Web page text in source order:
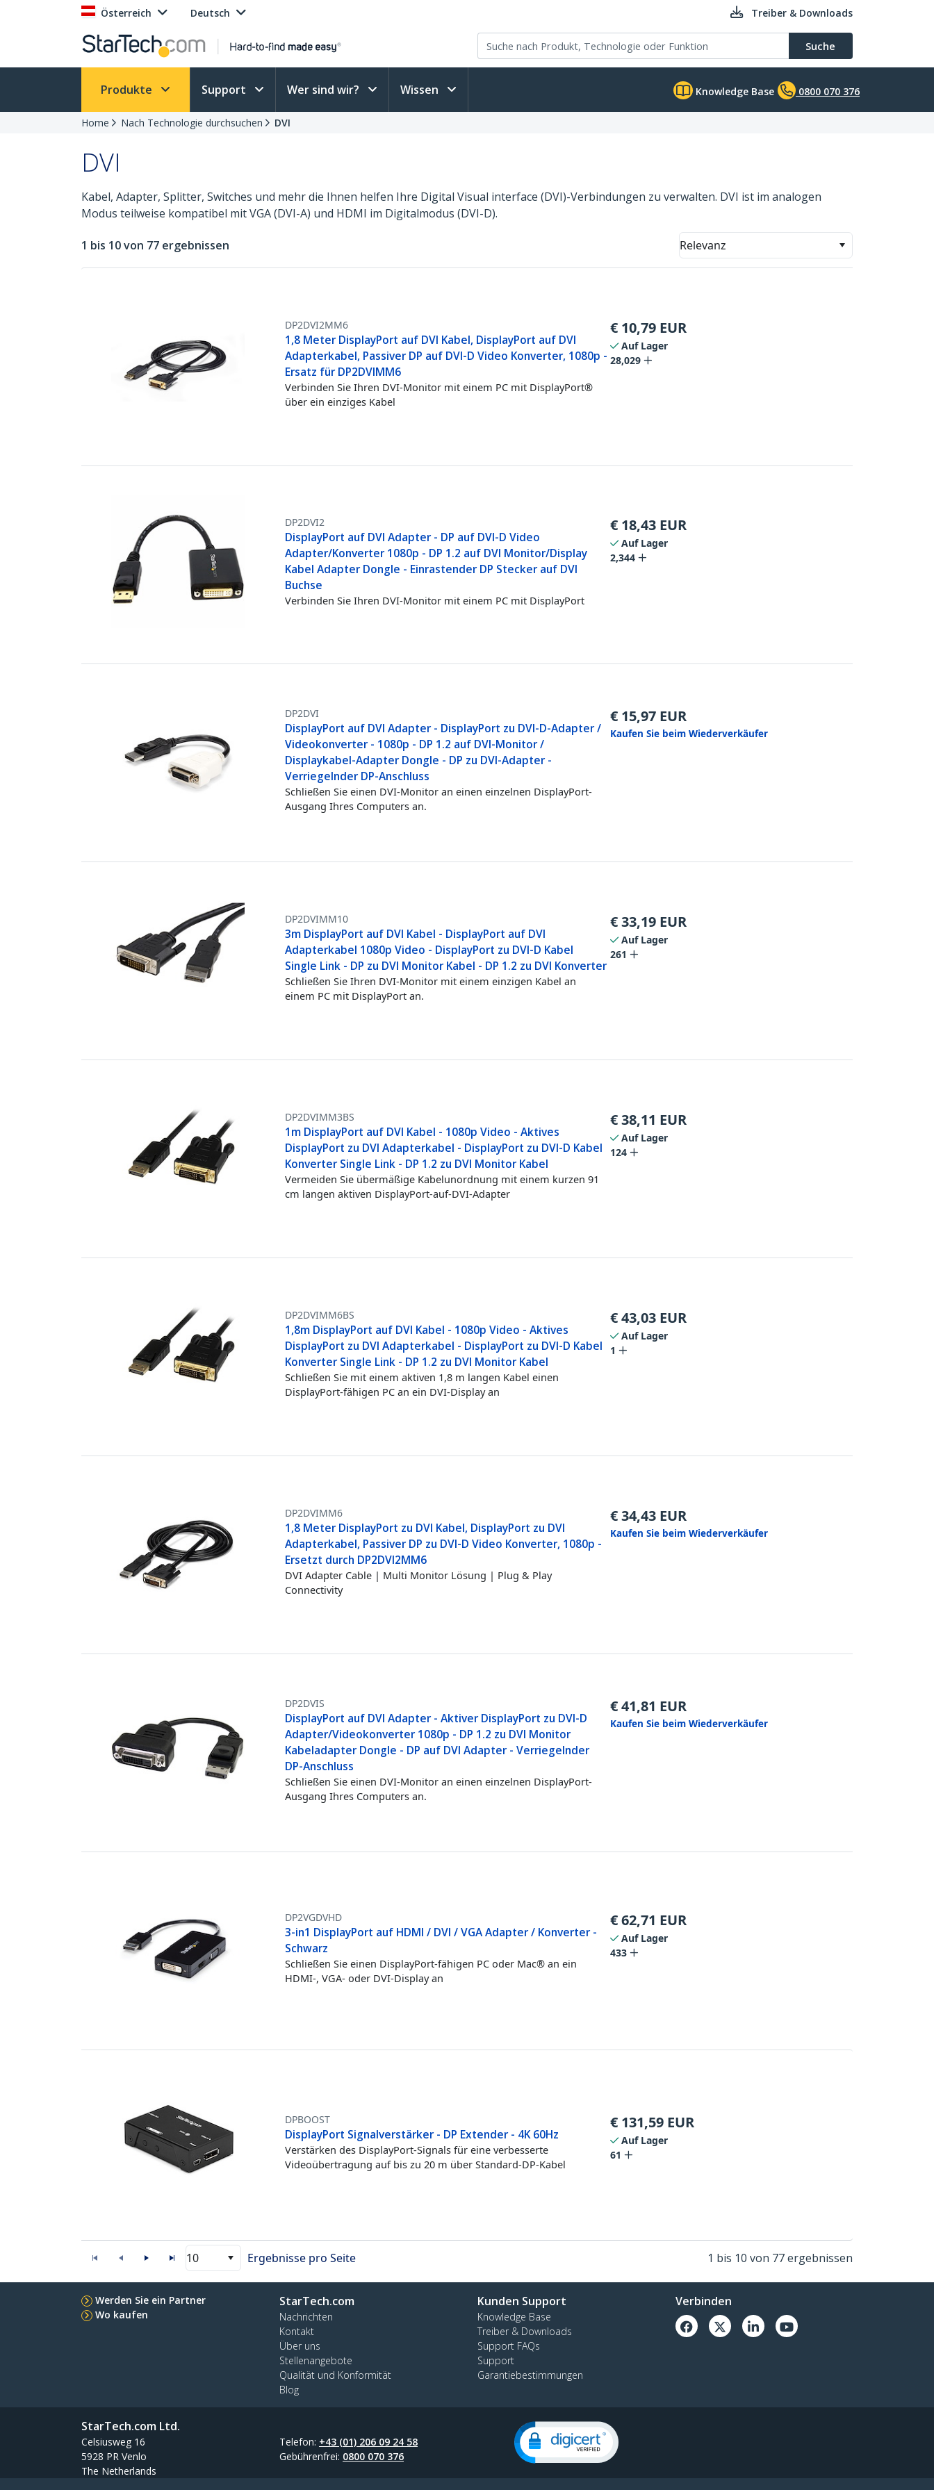
Österreich Deutsch Treiber & Downloads
Suche
Produkte Support Wer sind wir? Wissen Knowledge Base 0800 070 376
Home Nach Technologie durchsuchen DVI
DVI
Kabel, Adapter, Splitter, Switches und mehr die Ihnen helfen Ihre Digital Visual interface (DVI)-Verbindungen zu verwalten. DVI ist im analogen
Modus teilweise kompatibel mit VGA (DVI-A) und HDMI im Digitalmodus (DVI-D).
1 bis 10 von 77 ergebnissen Relevanz
DP2DVI2MM6
1,8 Meter DisplayPort auf DVI Kabel, DisplayPort auf DVI
Adapterkabel, Passiver DP auf DVI-D Video Konverter, 1080p -
Ersatz für DP2DVIMM6
Verbinden Sie Ihren DVI-Monitor mit einem PC mit DisplayPort®
über ein einziges Kabel
€ 10,79 EUR
Auf Lager
28,029
DP2DVI2
DisplayPort auf DVI Adapter - DP auf DVI-D Video
Adapter/Konverter 1080p - DP 1.2 auf DVI Monitor/Display
Kabel Adapter Dongle - Einrastender DP Stecker auf DVI
Buchse
Verbinden Sie Ihren DVI-Monitor mit einem PC mit DisplayPort
€ 18,43 EUR
Auf Lager
2,344
DP2DVI
DisplayPort auf DVI Adapter - DisplayPort zu DVI-D-Adapter /
Videokonverter - 1080p - DP 1.2 auf DVI-Monitor /
Displaykabel-Adapter Dongle - DP zu DVI-Adapter -
Verriegelnder DP-Anschluss
Schließen Sie einen DVI-Monitor an einen einzelnen DisplayPort-
Ausgang Ihres Computers an.
€ 15,97 EUR
Kaufen Sie beim Wiederverkäufer
DP2DVIMM10
3m DisplayPort auf DVI Kabel - DisplayPort auf DVI
Adapterkabel 1080p Video - DisplayPort zu DVI-D Kabel
Single Link - DP zu DVI Monitor Kabel - DP 1.2 zu DVI Konverter
Schließen Sie Ihren DVI-Monitor mit einem einzigen Kabel an
einem PC mit DisplayPort an.
€33,19 EUR
Auf Lager
261
DP2DVIMM3BS
1m DisplayPort auf DVI Kabel - 1080p Video - Aktives
DisplayPort zu DVI Adapterkabel - DisplayPort zu DVI-D Kabel
Konverter Single Link - DP 1.2 zu DVI Monitor Kabel
Vermeiden Sie übermäßige Kabelunordnung mit einem kurzen 91
cm langen aktiven DisplayPort-auf-DVI-Adapter
€38,11 EUR
Auf Lager
124
DP2DVIMM6BS
1,8m DisplayPort auf DVI Kabel - 1080p Video - Aktives
DisplayPort zu DVI Adapterkabel - DisplayPort zu DVI-D Kabel
Konverter Single Link - DP 1.2 zu DVI Monitor Kabel
Schließen Sie mit einem aktiven 1,8 m langen Kabel einen
DisplayPort-fähigen PC an ein DVI-Display an
€43,03 EUR
Auf Lager
1
DP2DVIMM6
1,8 Meter DisplayPort zu DVI Kabel, DisplayPort zu DVI
Adapterkabel, Passiver DP zu DVI-D Video Konverter, 1080p -
Ersetzt durch DP2DVI2MM6
DVI Adapter Cable | Multi Monitor Lösung | Plug & Play
Connectivity
€34,43 EUR
Kaufen Sie beim Wiederverkäufer
DP2DVIS
DisplayPort auf DVI Adapter - Aktiver DisplayPort zu DVI-D
Adapter/Videokonverter 1080p - DP 1.2 zu DVI Monitor
Kabeladapter Dongle - DP auf DVI Adapter - Verriegelnder
DP-Anschluss
Schließen Sie einen DVI-Monitor an einen einzelnen DisplayPort-
Ausgang Ihres Computers an.
€41,81 EUR
Kaufen Sie beim Wiederverkäufer
DP2VGDVHD
3-in1 DisplayPort auf HDMI / DVI / VGA Adapter / Konverter -
Schwarz
Schließen Sie einen DisplayPort-fähigen PC oder Mac® an ein
HDMI-, VGA- oder DVI-Display an
€62,71 EUR
Auf Lager
433
DPBOOST
DisplayPort Signalverstärker - DP Extender - 4K 60Hz
Verstärken des DisplayPort-Signals für eine verbesserte
Videoübertragung auf bis zu 20 m über Standard-DP-Kabel
€ 131,59 EUR
Auf Lager
61
10 Ergebnisse pro Seite 1 bis 10 von 77 ergebnissen
Werden Sie ein Partner
Wo kaufen
StarTech.com
Nachrichten
Kontakt
Über uns
Stellenangebote
Qualität und Konformität
Blog
Kunden Support
Knowledge Base
Treiber & Downloads
Support FAQs
Support
Garantiebestimmungen
Verbinden
StarTech.com Ltd.
Celsiusweg 16
5928 PR Venlo
The Netherlands
Telefon: +43 (01) 206 09 24 58
Gebührenfrei: 0800 070 376